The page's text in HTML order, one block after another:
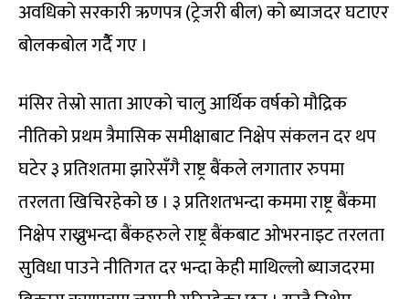
अवधिको सरकारी ऋणपत्र (ट्रेजरी बील) को ब्याजदर घटाएर
बोलकबोल गर्दैै गए ।
मंसिर तेस्रो साता आएको चालु आर्थिक वर्षको मौद्रिक
नीतिको प्रथम त्रैमासिक समीक्षाबाट निक्षेप संकलन दर थप
घटेर ३ प्रतिशतमा झारेसँगै राष्ट्र बैंकले लगातार रुपमा
तरलता खिचिरहेको छ । ३ प्रतिशतभन्दा कममा राष्ट्र बैंकमा
निक्षेप राख्नुभन्दा बैंकहरुले राष्ट्र बैंकबाट ओभरनाइट तरलता
सुविधा पाउने नीतिगत दर भन्दा केही माथिल्लो ब्याजदरमा